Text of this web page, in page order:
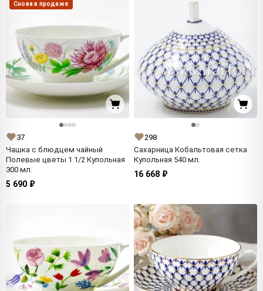
Снова в продаже
37
Чашка с блюдцем чайный
Полевые цветы 1 1/2 Купольная
300 мл.
5 690 ₽
298
Сахарница Кобальтовая сетка
Купольная 540 мл.
16 668 ₽